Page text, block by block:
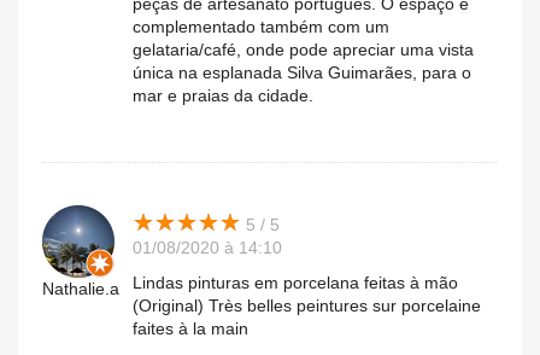
complementado também com um
gelataria/café, onde pode apreciar uma vista
única na esplanada Silva Guimarães, para o
mar e praias da cidade.
Nathalie.a
★★★★★
★★★★★ 5 / 5
01/08/2020 à 14:10
Lindas pinturas em porcelana feitas à mão
(Original) Très belles peintures sur porcelaine
faites à la main